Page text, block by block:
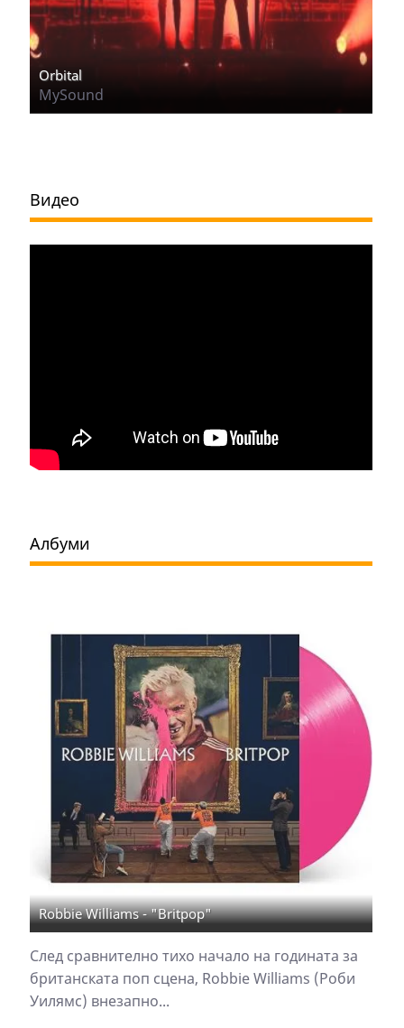
Orbital
MySound
Видео
Албуми
Robbie Williams - "Britpop"
След сравнително тихо начало на годината за
британската поп сцена, Robbie Williams (Роби
Уилямс) внезапно...